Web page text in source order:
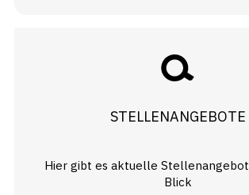
STELLENANGEBOTE
Hier gibt es aktuelle
Blick